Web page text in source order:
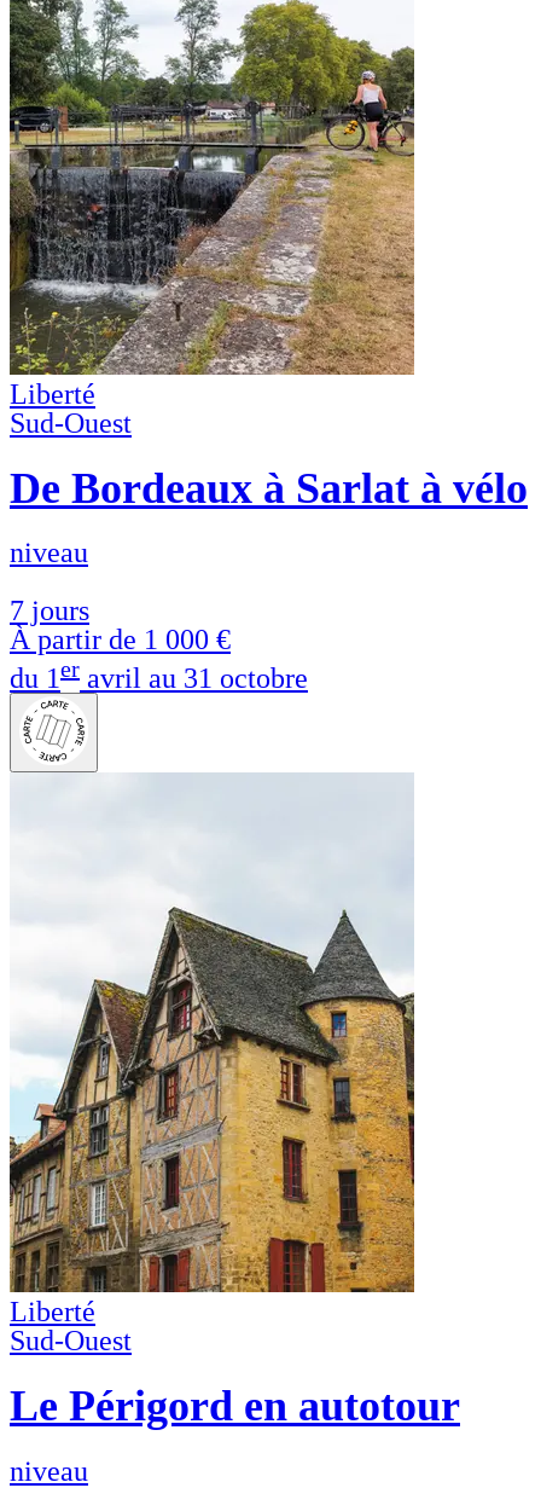
Liberté
Sud-Ouest
De Bordeaux à Sarlat à vélo
niveau
7 jours
À partir de 1 000 €
du 1er avril au 31 octobre
Liberté
Sud-Ouest
Le Périgord en autotour
niveau